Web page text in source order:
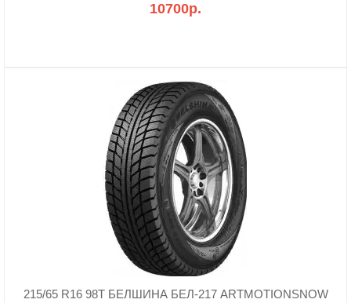
10700р.
215/65 R16 98T БЕЛШИНА БЕЛ-217 ARTMOTIONSNOW